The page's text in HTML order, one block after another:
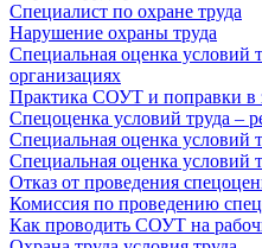
Специалист по охране труда
Нарушение охраны труда
Специальная оценка условий
организациях
Практика СОУТ и поправки в
Спецоценка условий труда –
Специальная оценка условий
Специальная оценка условий
Отказ от проведения
Комиссия по проведению
Как проводить СОУТ на